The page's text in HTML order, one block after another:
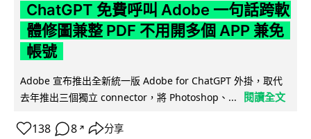
ChatGPT 免費呼叫 Adobe 一句話跨軟
體修圖兼整 PDF 不用開多個 APP 兼免
帳號
Adobe 宣布推出全新統一版 Adobe for ChatGPT 外掛，取代
去年推出三個獨立 connector，將 Photoshop、...
閱讀全文
138 8 ↗ 分享